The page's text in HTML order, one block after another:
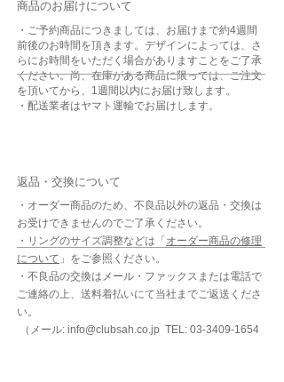
商品のお届けについて
・ご予約商品につきましては、お届けまで約4週間
前後のお時間を頂きます。デザインによっては、さ
らにお時間をいただく場合がありますことをご了承
ください。尚、在庫がある商品に限っては、ご注文
を頂いてから、1週間以内にお届け致します。
・配送業者はヤマト運輸でお届けします。
返品・交換について
・オーダー商品のため、不良品以外の返品・交換は
お受けできませんのでご了承ください。
​・リングのサイズ調整などは「 オーダー商品の修理
について 」をご参照ください。
・不良品の交換はメール・ファックスまたは電話で
ご連絡の上、送料着払いにて当社までご返送くださ
い。
（メール: info@clubsah.co.jp TEL: 03-3409-1654